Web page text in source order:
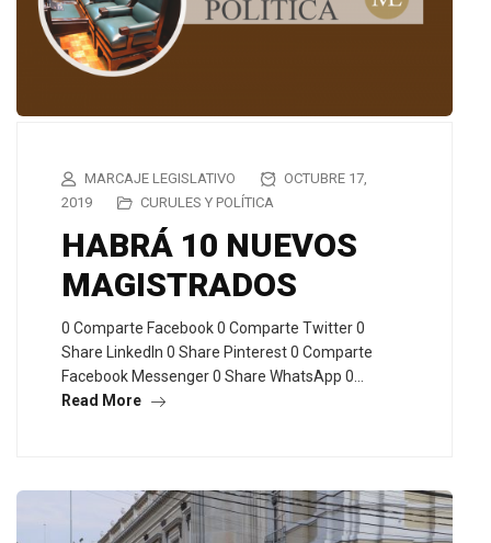
MARCAJE LEGISLATIVO
OCTUBRE 17,
2019
CURULES Y POLÍTICA
HABRÁ 10 NUEVOS
MAGISTRADOS
0 Comparte Facebook 0 Comparte Twitter 0
Share LinkedIn 0 Share Pinterest 0 Comparte
Facebook Messenger 0 Share WhatsApp 0…
Read More